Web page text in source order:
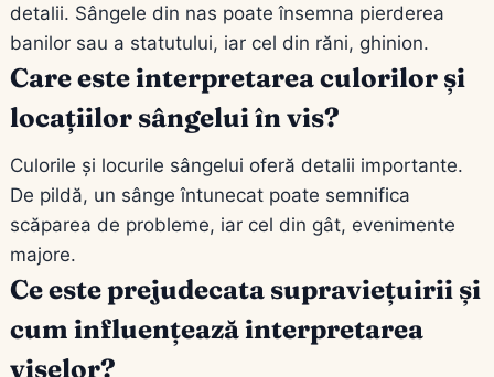
detalii. Sângele din nas poate însemna pierderea
banilor sau a statutului, iar cel din răni, ghinion.
Care este interpretarea culorilor și
locațiilor sângelui în vis?
Culorile și locurile sângelui oferă detalii importante.
De pildă, un sânge întunecat poate semnifica
scăparea de probleme, iar cel din gât, evenimente
majore.
Ce este prejudecata supraviețuirii și
cum influențează interpretarea
viselor?